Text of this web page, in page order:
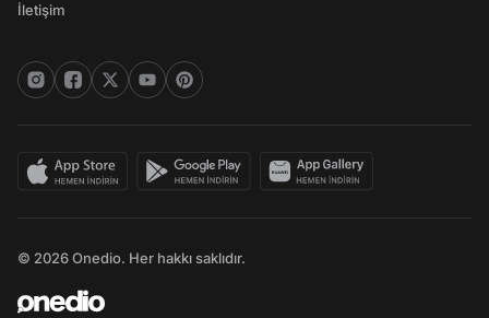
İletişim
© 2026 Onedio. Her hakkı saklıdır.